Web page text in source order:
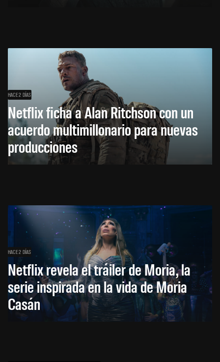
HACE 2 DÍAS
Netflix ficha a Alan Ritchson con un
acuerdo multimillonario para nuevas
producciones
HACE 2 DÍAS
Netflix revela el tráiler de Moria, la
serie inspirada en la vida de Moria
Casán